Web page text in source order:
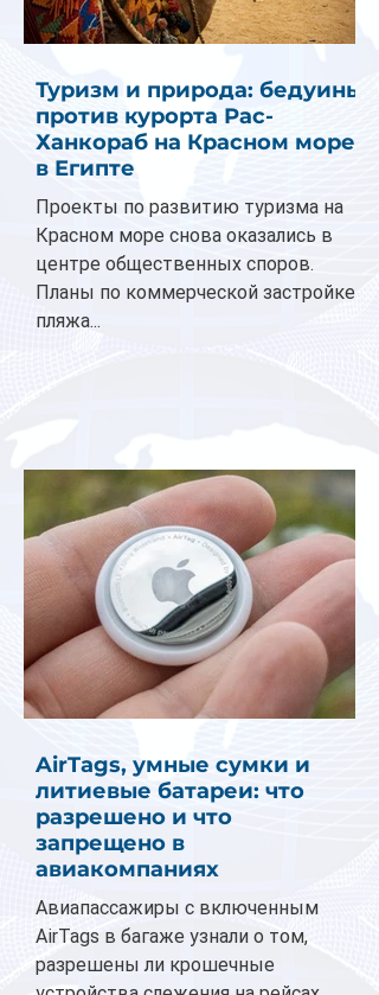
Туризм и природа: бедуины
против курорта Рас-
Ханкораб на Красном море
в Египте
Проекты по развитию туризма на
Красном море снова оказались в
центре общественных споров.
Планы по коммерческой застройке
пляжа...
AirTags, умные сумки и
литиевые батареи: что
разрешено и что
запрещено в
авиакомпаниях
Авиапассажиры с включенным
AirTags в багаже узнали о том,
разрешены ли крошечные